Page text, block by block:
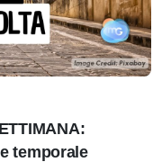
temporale